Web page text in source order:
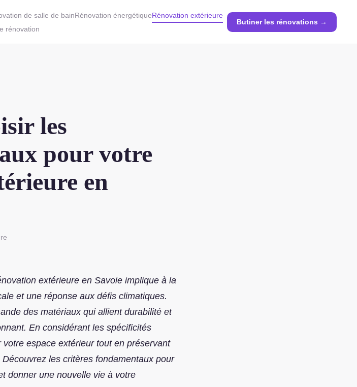
de salle de bainRénovation énergétiqueRénovation extérieure
rénovation
Butiner les rénovations →
les
pour votre
en
extérieure en Savoie implique à la
et une réponse aux défis climatiques.
des matériaux qui allient durabilité et
En considérant les spécificités
espace extérieur tout en préservant
les critères fondamentaux pour
donner une nouvelle vie à votre